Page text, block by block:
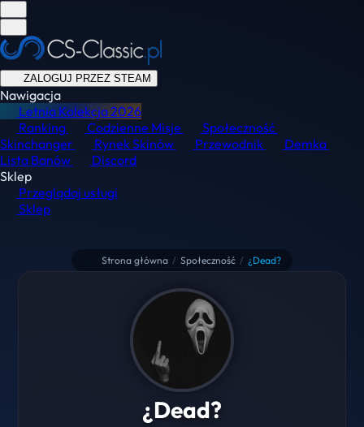
ZALOGUJ PRZEZ STEAM
Nawigacja
Letnia Kolekcja2026
Ranking
Codzienne Misje
Społeczność
Skinchanger
Rynek Skinów Przewodnik
Demka
Lista Banów
Discord
Sklep
Przeglądaj usługi
Sklep
Strona główna / Społeczność / ¿Dead?
¿Dead?